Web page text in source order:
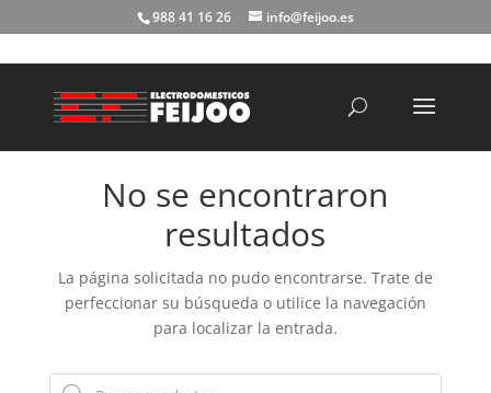
988 41 16 26 info@feijoo.es
No se encontraron
resultados
La página solicitada no pudo encontrarse. Trate de
perfeccionar su búsqueda o utilice la navegación
para localizar la entrada.
Búsqueda